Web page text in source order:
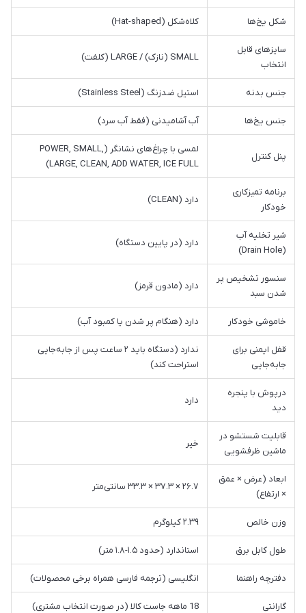
شکل یخ‌ها کلاه‌شکل (Hat-shaped)
سایزهای قابل
انتخاب
SMALL (نازک) / LARGE (کلفت)
جنس بدنه استیل ضدزنگ (Stainless Steel)
جنس یخ‌ها آب آشامیدنی (فقط آب سرد)
پنل کنترل
لمسی با چراغ‌های نشانگر (POWER, SMALL,
LARGE, CLEAN, ADD WATER, ICE FULL)
برنامه تمیزکاری
خودکار
دارد (CLEAN)
شیر تخلیه آب
(Drain Hole)
دارد (در پایین دستگاه)
سنسور تشخیص پر
شدن سبد
دارد (مادون قرمز)
خاموشی خودکار دارد (هنگام پر شدن یا کمبود آب)
قفل ایمنی برای
جابه‌جایی
ندارد (دستگاه باید ۲ ساعت پس از جابه‌جایی
استراحت کند)
درپوش با پنجره
دید
دارد
قابلیت شستشو در
ماشین ظرفشویی
خیر
ابعاد (عرض × عمق
× ارتفاع)
۲۶.۷ × ۳۷.۳ × ۳۳.۳ سانتی‌متر
وزن خالص ۲.۳۹ کیلوگرم
طول کابل برق استاندارد (حدود ۱.۵-۱.۸ متر)
دفترچه راهنما انگلیسی (ترجمه فارسی همراه برخی محصولات)
گارانتی 18 ماهه جاست کالا (در صورت انتخاب مشتری)